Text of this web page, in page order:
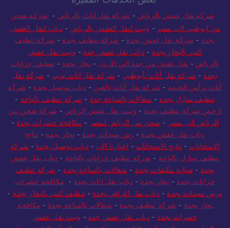
شركة نقل عفش بالرياض - شركة نقل اثاث بالرياض - شركة شحن
من ابوظبي الى مصر - ونيت لنقل العفش بالرياض -دباب لنقل العفش
بجدة - شركة نقل عفش بجدة - شركة تنظيف بجدة - شركة تنظيف
كنب بالبخار بجدة - دباب نقل عفش جدة - ونيت نقل عفش
بالرياض - نقل عفش من جدة الي الاردن - نجار بجدة - تنظيف خزانات
بجدة - شركة نقل أثاث بأبوظبي - شركة نقل اثاث بدبي - شركة نقل
أثاث برأس الخيمة - شركة نقل أثاث بالعين - دباب توصيل بجدة - شركة
تنظيف منازل بجدة - شغالات بالساعة جدة - شركة تنظيف بالباحة -
ارخص شركة تنظيف بجدة - ونيت نقل عفش الرياض - شركة شحن من
الرياض الي مصر - شحن من الرياض لمصر - مكافحة حشرات بجدة -
دباب نقل عفش بجدة - رش مبيدات بجدة - نجار بجدة - نتائج
الامتحانات - نتايج الامتحانات - اخبارنا الان - دباب توصيل بجدة - شركة
تنظيف منازل بالباحة - شركة تنظيف خزانات بالباحة - دباب نقل عفش
بجدة - صيانة مكيفات بجدة - شغالات بالساعة بجدة - شركة تنظيف
خزانات بجدة - نجار بجدة - دباب نقل اثاث بجدة - مكافحة حشرات
ورش مبيدات بجدة -دباب نقل اغراض بجدة -تنظيف كنب بالبخار بجدة -
نجار بجدة - شركة تنظيف بجدة - شغالات بالساعة بجدة - مكافحة
حشرات بجدة - دباب نقل عفش جده - ونيت نقل عفش